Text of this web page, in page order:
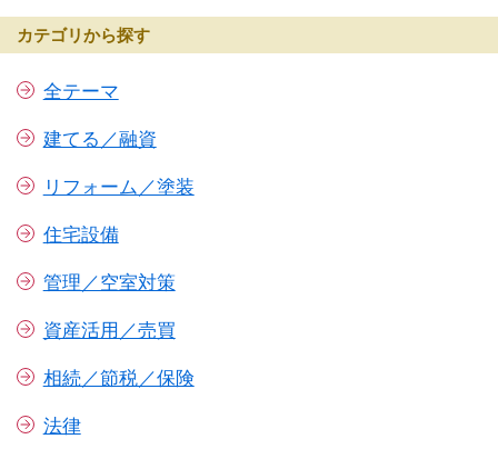
カテゴリから探す
全テーマ
建てる／融資
リフォーム／塗装
住宅設備
管理／空室対策
資産活用／売買
相続／節税／保険
法律